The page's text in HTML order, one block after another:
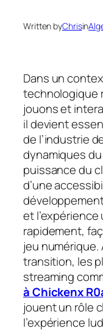
Written byChrisin
Dans un
technologique
jouons et
il devient
de l’industrie
dynamiques
puissance du
d’une
et
rapidement,
jeu
transition, les
streaming
à Chickenx
jouent un rôle
l’expérience